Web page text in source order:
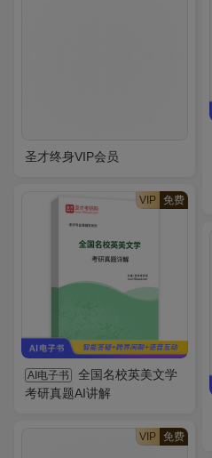
圣才终身VIP会员
VIP 免费
AI电子书
全国名校英美文学
考研真题AI讲解
VIP 免费